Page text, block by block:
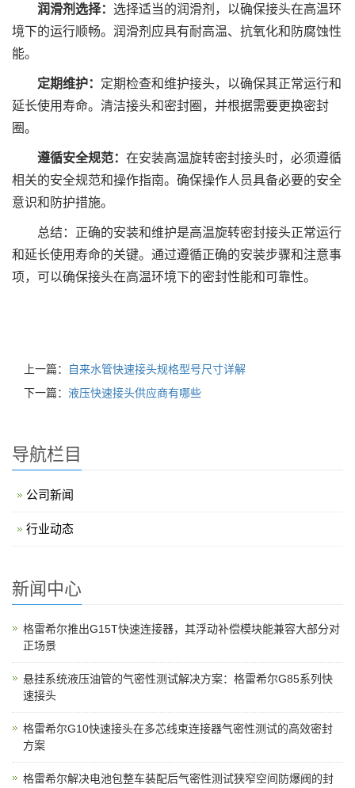
润滑剂选择： 选择适当的润滑剂，以确保接头在高温环
境下的运行顺畅。润滑剂应具有耐高温、抗氧化和防腐蚀性
能。
定期维护： 定期检查和维护接头，以确保其正常运行和
延长使用寿命。清洁接头和密封圈，并根据需要更换密封
圈。
遵循安全规范： 在安装高温旋转密封接头时，必须遵循
相关的安全规范和操作指南。确保操作人员具备必要的安全
意识和防护措施。
总结：正确的安装和维护是高温旋转密封接头正常运行
和延长使用寿命的关键。通过遵循正确的安装步骤和注意事
项，可以确保接头在高温环境下的密封性能和可靠性。
上一篇：
自来水管快速接头规格型号尺寸详解
下一篇： 液压快速接头供应商有哪些
导航栏目
公司新闻
行业动态
新闻中心
格雷希尔推出G15T快速连接器，其浮动补偿模块能兼容大部分对
正场景
悬挂系统液压油管的气密性测试解决方案：格雷希尔G85系列快
速接头
格雷希尔G10快速接头在多芯线束连接器气密性测试的高效密封
方案
格雷希尔解决电池包整车装配后气密性测试狭窄空间防爆阀的封